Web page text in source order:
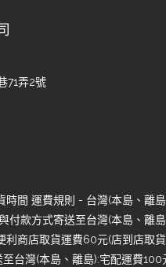
71弄2號
間 運費規則 - 台灣(本島、離
付款方式寄送至台灣(本島、離
商店取貨運費60元(店到店取
台灣(本島、離島):宅配運費